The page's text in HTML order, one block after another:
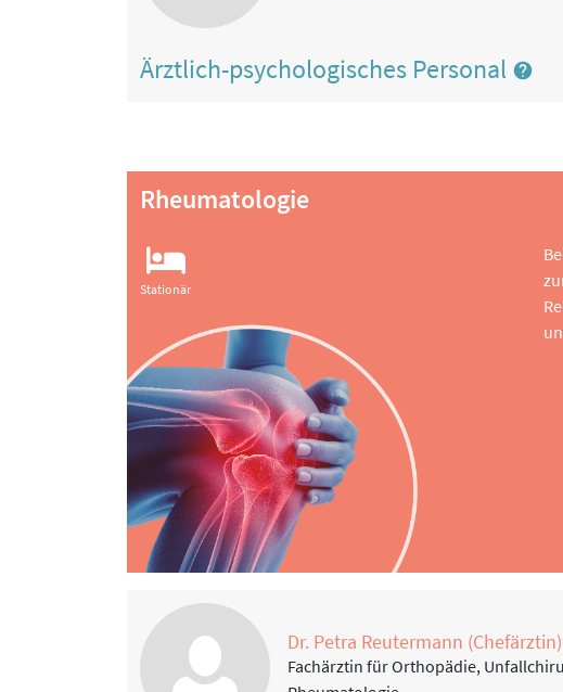
Ärztlich-psychologisches Personal
Rheumatologie
Stationär
Dr. Petra Reutermann (Chefärztin)
Fachärztin für Orthopädie,